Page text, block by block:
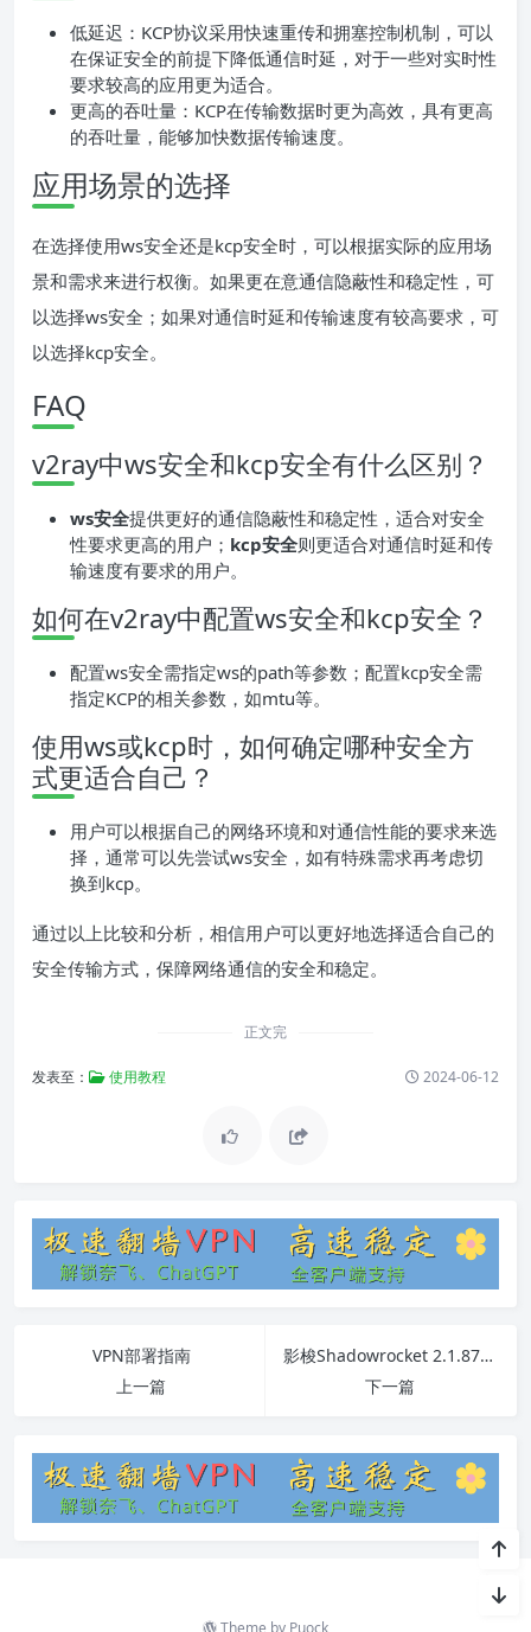
低延迟：KCP协议采用快速重传和拥塞控制机制，可以
在保证安全的前提下降低通信时延，对于一些对实时性
要求较高的应用更为适合。
更高的吞吐量：KCP在传输数据时更为高效，具有更高
的吞吐量，能够加快数据传输速度。
应用场景的选择
在选择使用ws安全还是kcp安全时，可以根据实际的应用场
景和需求来进行权衡。如果更在意通信隐蔽性和稳定性，可
以选择ws安全；如果对通信时延和传输速度有较高要求，可
以选择kcp安全。
FAQ
v2ray中ws安全和kcp安全有什么区别？
ws安全提供更好的通信隐蔽性和稳定性，适合对安全
性要求更高的用户； kcp安全则更适合对通信时延和传
输速度有要求的用户。
如何在v2ray中配置ws安全和kcp安全？
配置ws安全需指定ws的path等参数；配置kcp安全需
指定KCP的相关参数，如mtu等。
使用ws或kcp时，如何确定哪种安全方
式更适合自己？
用户可以根据自己的网络环境和对通信性能的要求来选
择，通常可以先尝试ws安全，如有特殊需求再考虑切
换到kcp。
通过以上比较和分析，相信用户可以更好地选择适合自己的
安全传输方式，保障网络通信的安全和稳定。
正文完
发表至： 使用教程 2024-06-12
VPN部署指南
上一篇
影梭Shadowrocket 2.1.87 IPA详细教程及常见问题解答
下一篇
Theme by Puock